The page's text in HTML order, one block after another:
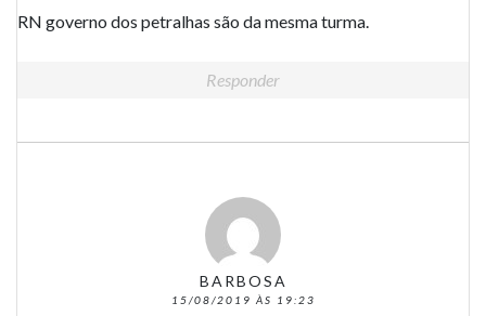
RN governo dos petralhas são da mesma turma.
Responder
BARBOSA
15/08/2019 ÀS 19:23